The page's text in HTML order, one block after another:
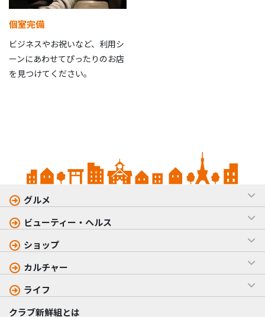
個室完備
ビジネスやお祝いなど、利用シ
ーンにあわせてぴったりのお店
を見つけてください。
グルメ
ビューティー・ヘルス
ショップ
カルチャー
ライフ
クラブ新鮮組とは